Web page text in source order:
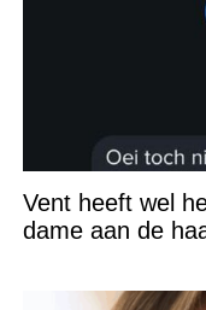
Vent heeft wel
dame aan de